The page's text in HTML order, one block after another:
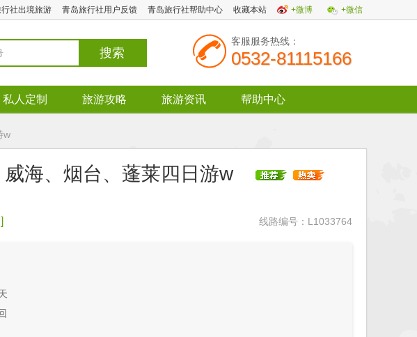
社出境旅游 青岛旅行社用户反馈 青岛旅行社帮助中心 收藏本站 +微博 +微信
客服服务热线：
0532-81115166
私人定制 旅游攻略 旅游资讯 帮助中心
w
威海、烟台、蓬莱四日游w
线路编号：L1033764